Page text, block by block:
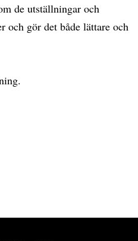
de utställningar och
och gör det både lättare och